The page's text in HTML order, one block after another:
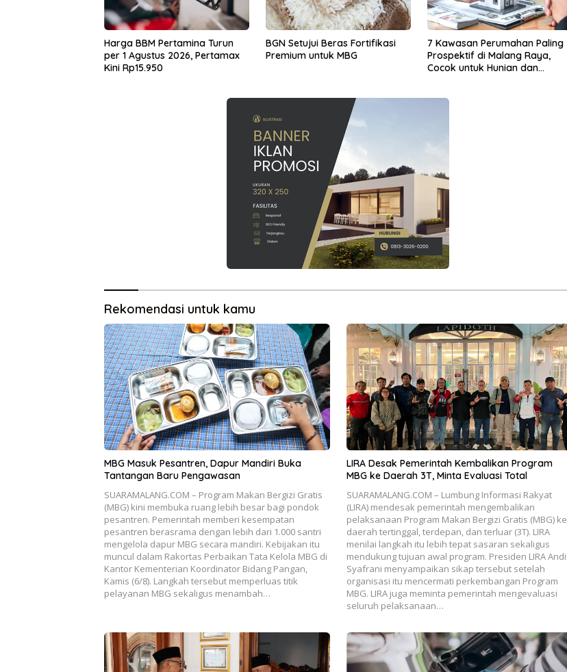
Harga BBM Pertamina Turun
per 1 Agustus 2026, Pertamax
Kini Rp15.950
BGN Setujui Beras Fortifikasi
Premium untuk MBG
7 Kawasan Perumahan Paling
Prospektif di Malang Raya,
Cocok untuk Hunian dan
Rekomendasi untuk kamu
MBG Masuk Pesantren, Dapur Mandiri Buka
Tantangan Baru Pengawasan
SUARAMALANG.COM – Program Makan Bergizi Gratis
(MBG) kini membuka ruang lebih besar bagi pondok
pesantren. Pemerintah memberi kesempatan
pesantren berasrama dengan lebih dari 1.000 santri
mengelola dapur MBG secara mandiri. Kebijakan itu
muncul dalam Rakortas Perbaikan Tata Kelola MBG di
Kantor Kementerian Koordinator Bidang Pangan,
Kamis (6/8). Langkah tersebut memperluas titik
pelayanan MBG sekaligus menambah…
LIRA Desak Pemerintah Kembalikan Program
MBG ke Daerah 3T, Minta Evaluasi Total
SUARAMALANG.COM – Lumbung Informasi Rakyat
(LIRA) mendesak pemerintah mengembalikan
pelaksanaan Program Makan Bergizi Gratis (MBG) ke
daerah tertinggal, terdepan, dan terluar (3T). LIRA
menilai langkah itu lebih tepat sasaran sekaligus
mendukung tujuan awal program. Presiden LIRA Andi
Syafrani menyampaikan sikap tersebut setelah
organisasi itu mencermati perkembangan Program
MBG. LIRA juga meminta pemerintah mengevaluasi
seluruh pelaksanaan…